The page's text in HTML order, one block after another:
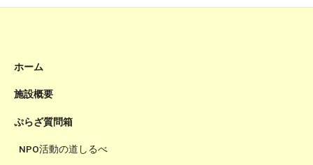
ホーム
施設概要
ぷらざ質問箱
NPO活動の道しるべ